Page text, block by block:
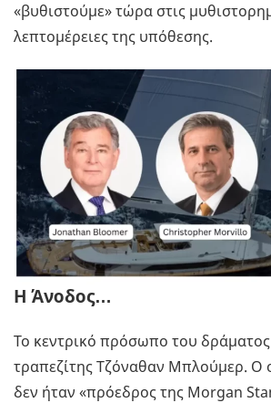
«βυθιστούμε» τώρα στις
λεπτομέρειες της υπόθεσης.
Η Άνοδος…
Το κεντρικό πρόσωπο του δράματος
τραπεζίτης Τζόναθαν Μπλούμερ. Ο
δεν ήταν «πρόεδρος της Morgan